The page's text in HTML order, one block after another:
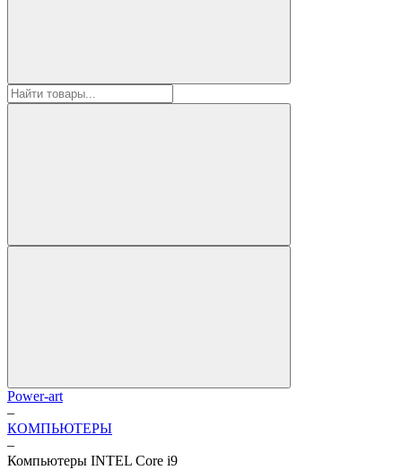
Power-art
–
КОМПЬЮТЕРЫ
–
Компьютеры INTEL Core i9